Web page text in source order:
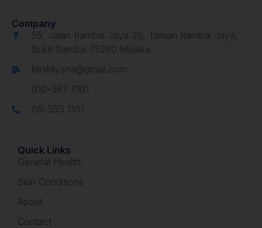
Company
55, Jalan Rambai Jaya 29, Taman Rambai Jaya,
Bukit Rambai 75260 Melaka
klinikliysha@gmail.com
010-387 7101
06-353 1101
Quick Links
General Health
Skin Conditions
About
Contact